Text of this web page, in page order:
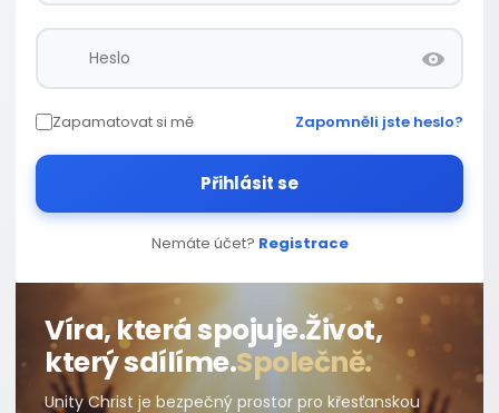
Zapamatovat si mě Zapomněli jste heslo?
Přihlásit se
Nemáte účet? Registrace
Víra, která spojuje.Život,
který sdílíme.Společně.
Unity Christ je bezpečný prostor pro křesťanskou